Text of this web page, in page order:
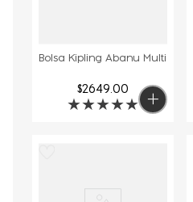
Bolsa Kipling Abanu Multi
$2649.00
★★★★★